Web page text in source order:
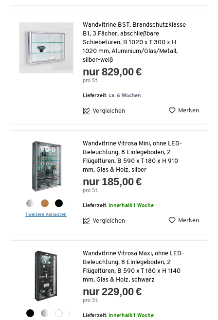
Wandvitrine BST, Brandschutzklasse
B1, 3 Fächer, abschließbare
Schiebetüren, B 1020 x T 300 x H
1020 mm, Aluminium/Glas/Metall,
silber-weiß
nur 829,00 €
pro St.
Lieferzeit:ca. 6 Wochen
Vergleichen Merken
1 weitere Varianten
Wandvitrine Vitrosa Mini, ohne LED-
Beleuchtung, 8 Einlegeböden, 2
Flügeltüren, B 590 x T 180 x H 910
mm, Glas & Holz, silber
nur 185,00 €
pro St.
Lieferzeit:innerhalb 1 Woche
Vergleichen Merken
Wandvitrine Vitrosa Maxi, ohne LED-
Beleuchtung, 8 Einlegeböden, 2
Flügeltüren, B 590 x T 180 x H 1140
mm, Glas & Holz, schwarz
nur 229,00 €
pro St.
Lieferzeit:innerhalb 1 Woche